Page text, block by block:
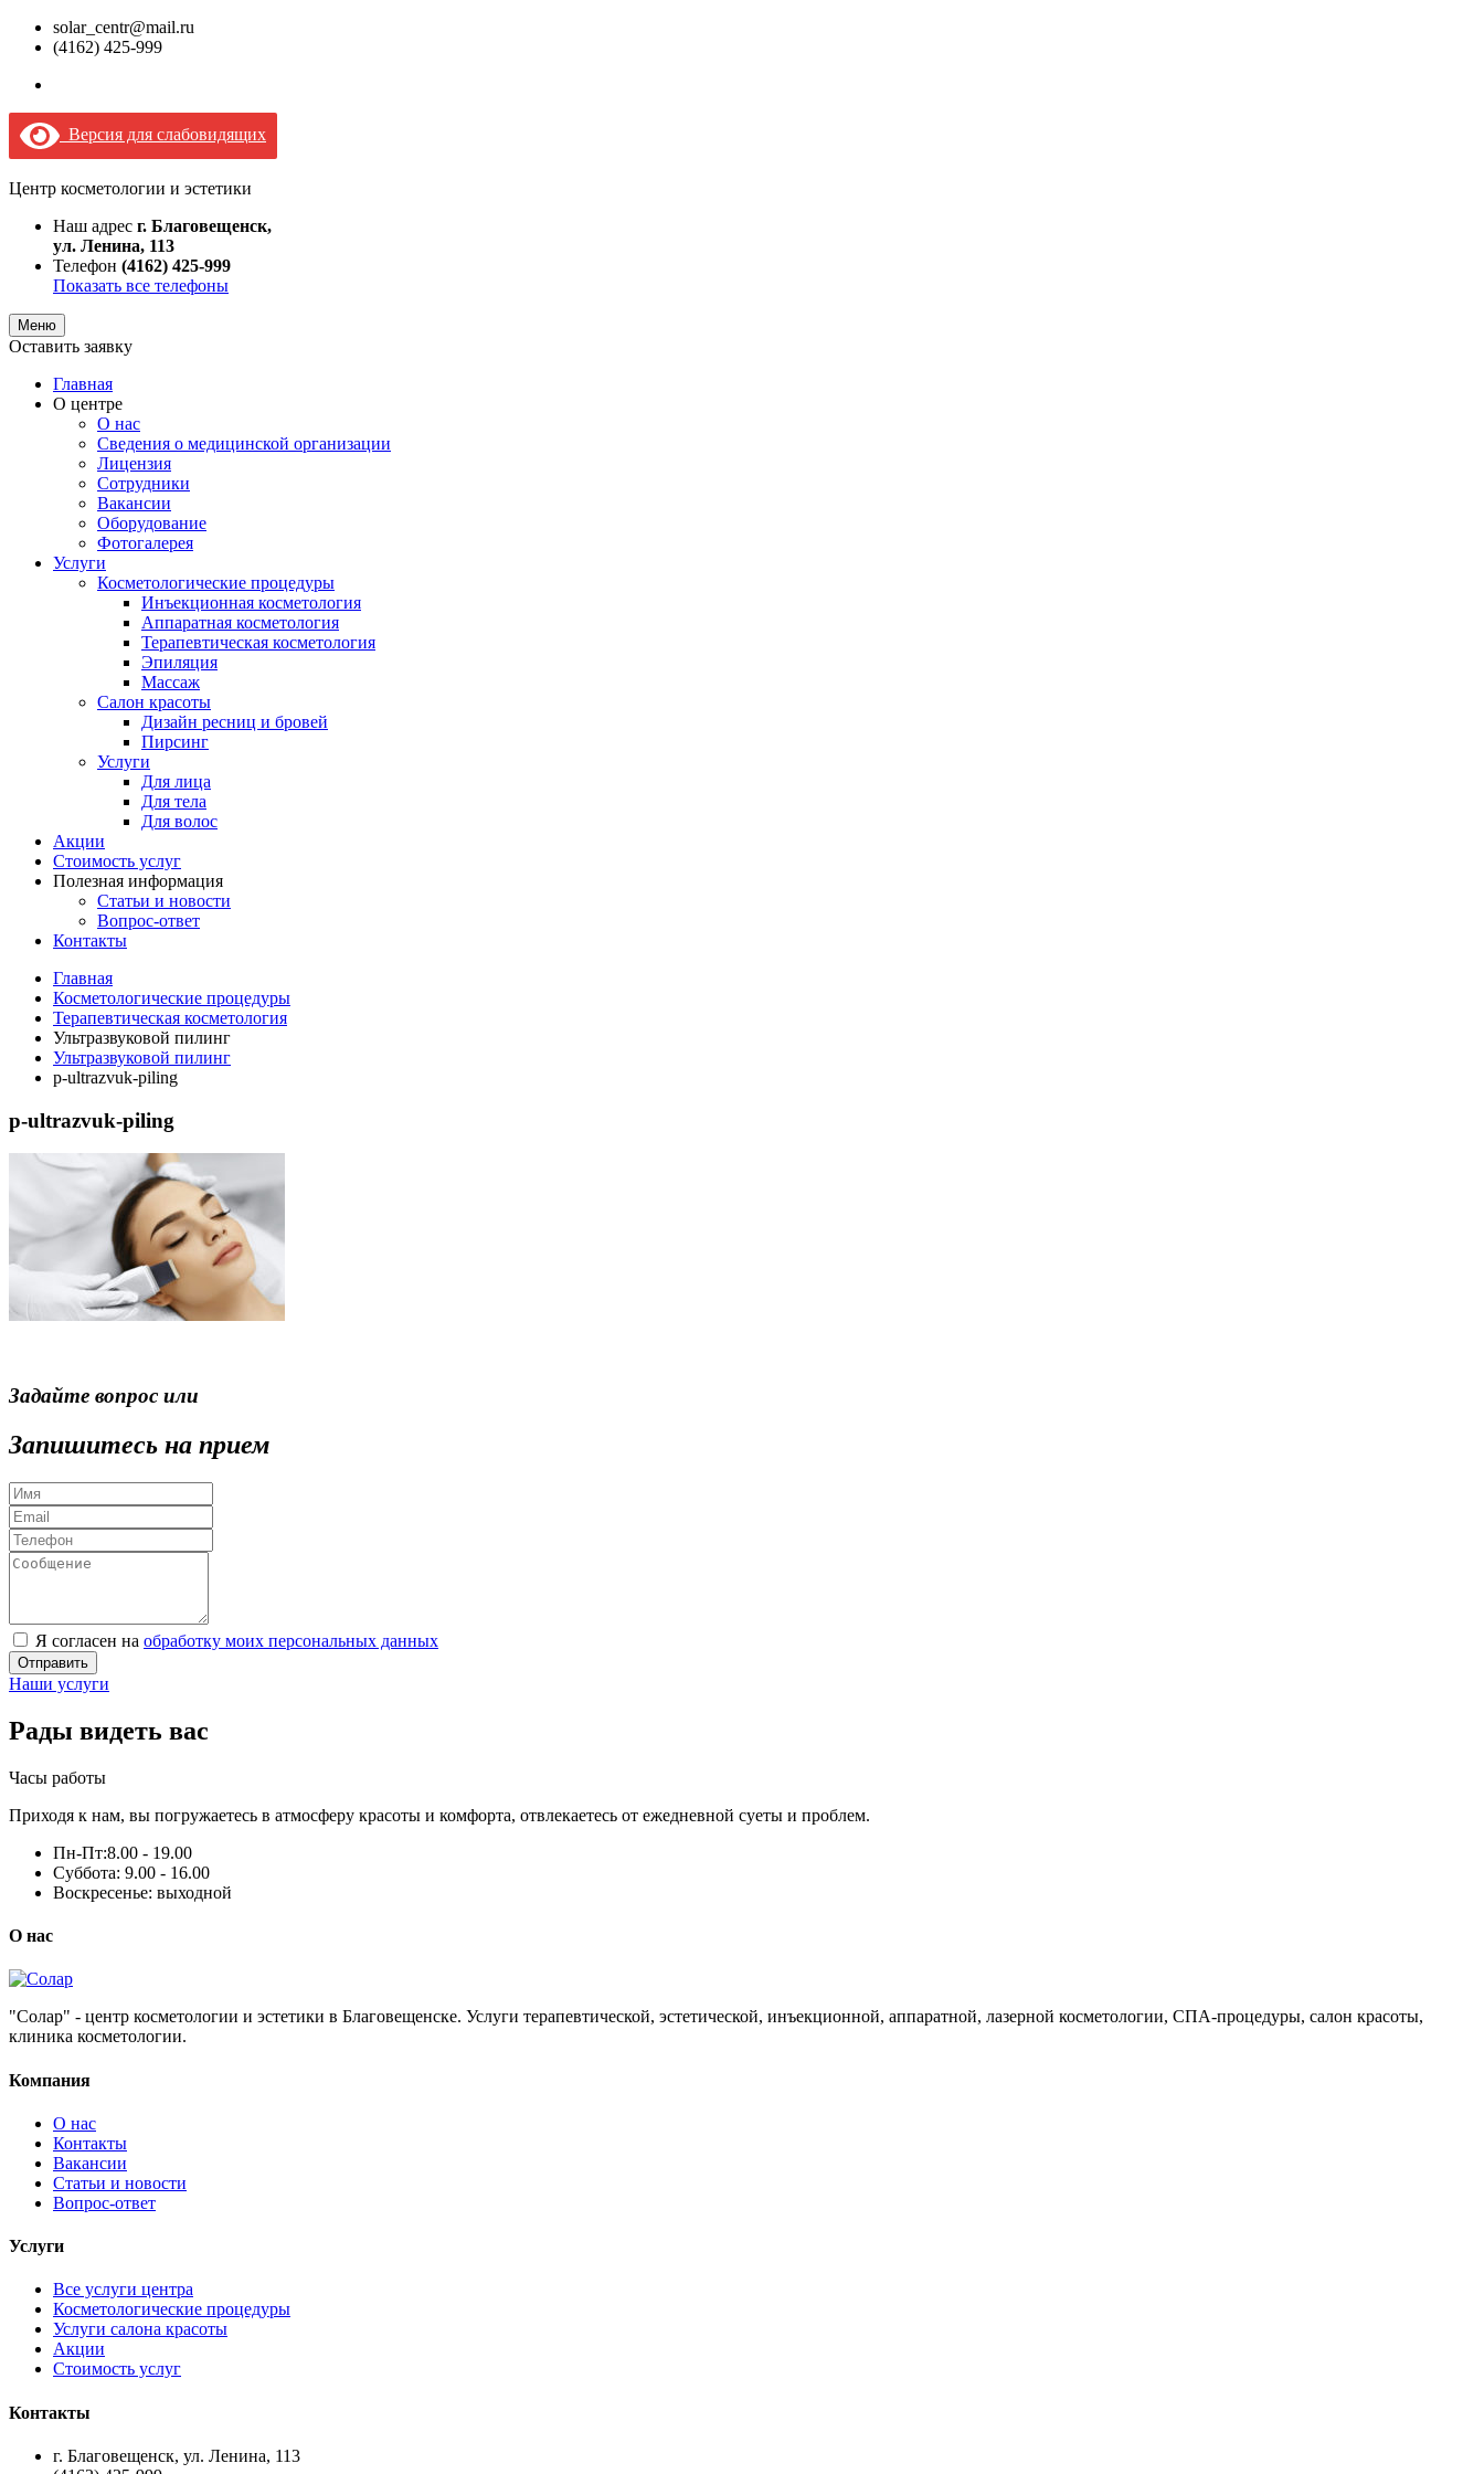
solar_centr@mail.ru
(4162) 425-999
Версия для слабовидящих
Центр косметологии и эстетики
Наш адрес г. Благовещенск,
ул. Ленина, 113
Телефон (4162) 425-999
Показать все телефоны
Меню
Оставить заявку
Главная
О центре
О нас
Сведения о медицинской организации
Лицензия
Сотрудники
Вакансии
Оборудование
Фотогалерея
Услуги
Косметологические процедуры
Инъекционная косметология
Аппаратная косметология
Терапевтическая косметология
Эпиляция
Массаж
Салон красоты
Дизайн ресниц и бровей
Пирсинг
Услуги
Для лица
Для тела
Для волос
Акции
Стоимость услуг
Полезная информация
Статьи и новости
Вопрос-ответ
Контакты
Главная
Косметологические процедуры
Терапевтическая косметология
Ультразвуковой пилинг
Ультразвуковой пилинг
p-ultrazvuk-piling
p-ultrazvuk-piling
Задайте вопрос или
Запишитесь на прием
Я согласен на обработку моих персональных данных
Отправить
Наши услуги
Рады видеть вас
Часы работы
Приходя к нам, вы погружаетесь в атмосферу красоты и комфорта, отвлекаетесь от ежедневной суеты и проблем.
Пн-Пт:8.00 - 19.00
Суббота: 9.00 - 16.00
Воскресенье: выходной
О нас
"Солар" - центр косметологии и эстетики в Благовещенске. Услуги терапевтической, эстетической, инъекционной, аппаратной, лазерной косметологии, СПА-процедуры, салон красоты,
клиника косметологии.
Компания
О нас
Контакты
Вакансии
Статьи и новости
Вопрос-ответ
Услуги
Все услуги центра
Косметологические процедуры
Услуги салона красоты
Акции
Стоимость услуг
Контакты
г. Благовещенск, ул. Ленина, 113